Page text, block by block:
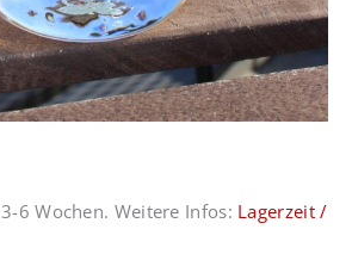
3-6 Wochen. Weitere Infos: Lagerzeit /